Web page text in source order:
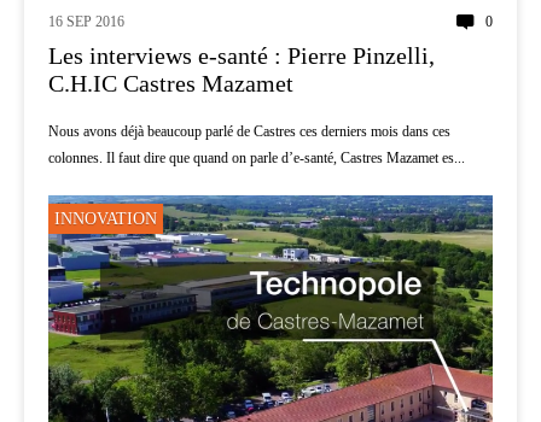
16 SEP 2016 0
Les interviews e-santé : Pierre Pinzelli,
C.H.IC Castres Mazamet
Nous avons déjà beaucoup parlé de Castres ces derniers mois dans ces
colonnes. Il faut dire que quand on parle d’e-santé, Castres Mazamet es...
INNOVATION